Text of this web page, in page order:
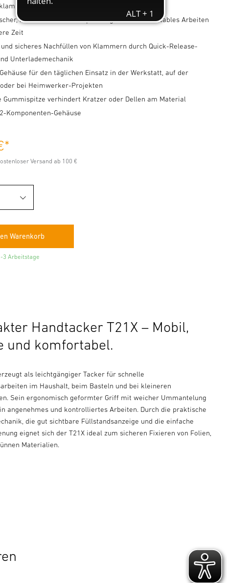
JT21 6-12 mm
rutschfester Soft-Grip-Handgriff für komfortables Arbeiten
Zeit
sicheres Nachfüllen von Klammern durch Quick-Release-
Unterlademechanik
für den täglichen Einsatz in der Werkstatt, auf der
bei Heimwerker-Projekten
Gummispitze verhindert Kratzer oder Dellen am Material
Komponenten-Gehäuse
*
Versand ab 100 €
3 Arbeitstage
Handtacker T21X – Mobil,
und komfortabel.
als leichtgängiger Tacker für schnelle
im Haushalt, beim Basteln und bei kleineren
Sein ergonomisch geformter Griff mit weicher Ummantelung
angenehmes und kontrolliertes Arbeiten. Durch die praktische
die gut sichtbare Füllstandsanzeige und die einfache
eignet sich der T21X ideal zum sicheren Fixieren von Folien,
Materialien.